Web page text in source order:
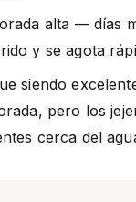
alta — días
y se agota
siendo
pero los
cerca del